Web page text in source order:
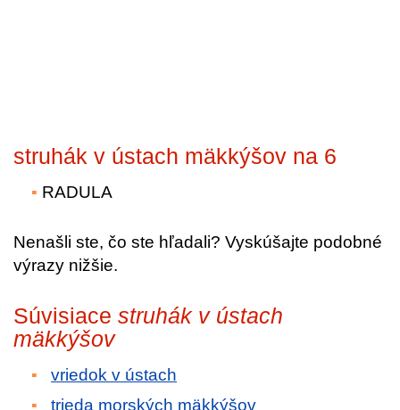
struhák v ústach mäkkýšov na 6
RADULA
Nenašli ste, čo ste hľadali? Vyskúšajte podobné
výrazy nižšie.
Súvisiace struhák v ústach
mäkkýšov
vriedok v ústach
trieda morských mäkkýšov